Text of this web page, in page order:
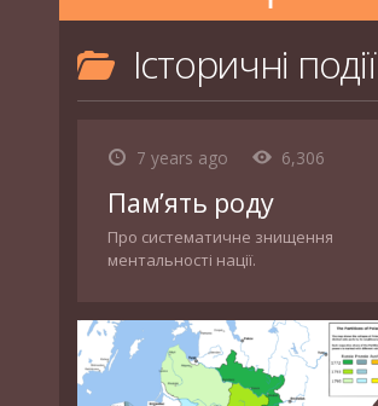
Історичні події
7 years ago 6,306
Пам’ять роду
Про систематичне знищення
ментальності нації.